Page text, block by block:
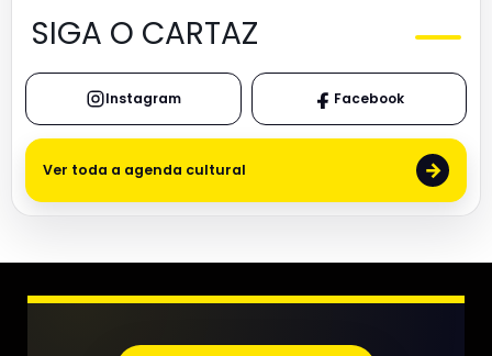
SIGA O CARTAZ
Instagram Facebook
Ver toda a agenda cultural →